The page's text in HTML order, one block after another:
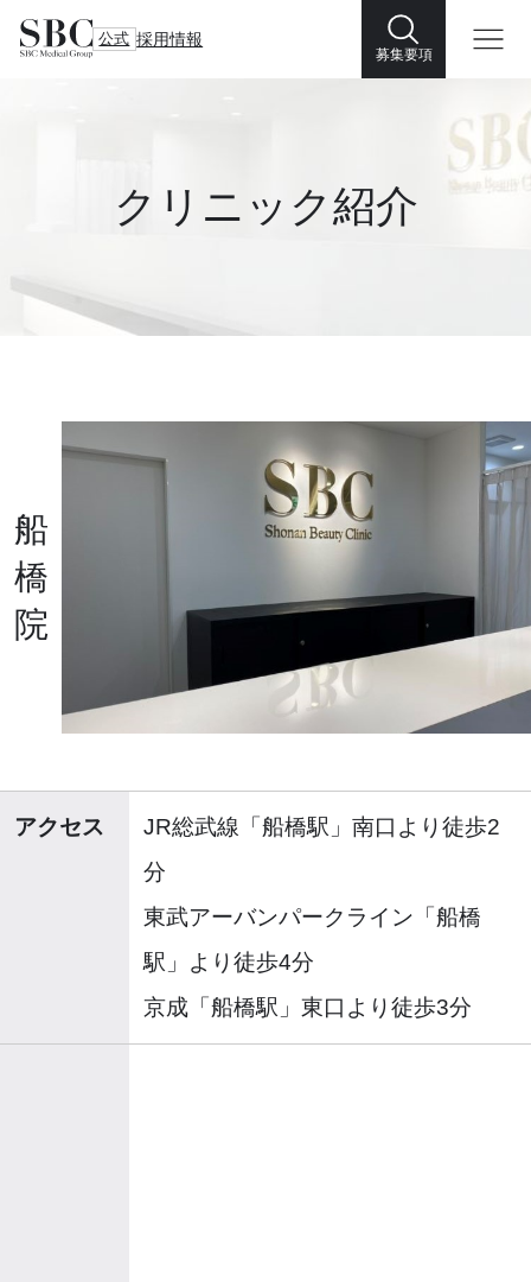
公式 採用情報
募集要項
クリニック紹介
船
橋
院
アクセス
JR総武線「船橋駅」南口より徒歩2
分
東武アーバンパークライン「船橋
駅」より徒歩4分
京成「船橋駅」東口より徒歩3分